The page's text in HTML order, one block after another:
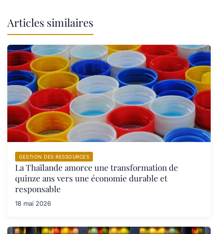
Articles similaires
GESTION DES RESSOURCES
La Thaïlande amorce une transformation de
quinze ans vers une économie durable et
responsable
18 mai 2026